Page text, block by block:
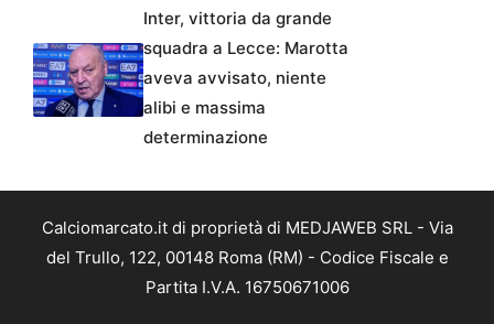
Inter, vittoria da grande
squadra a Lecce: Marotta
aveva avvisato, niente
alibi e massima
determinazione
Calciomarcato.it di proprietà di MEDJAWEB SRL - Via
del Trullo, 122, 00148 Roma (RM) - Codice Fiscale e
Partita I.V.A. 16750671006